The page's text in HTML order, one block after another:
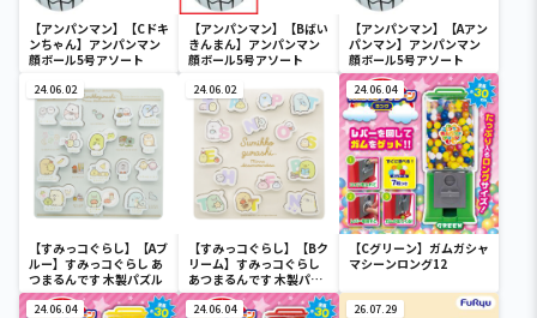
【アンパンマン】【Cドキ
ンちゃん】アンパンマン
顔ボール5号アソート
【アンパンマン】【Bばい
きんまん】アンパンマン
顔ボール5号アソート
【アンパンマン】【Aアン
パンマン】アンパンマン
顔ボール5号アソート
24.06.02
【すみっコぐらし】【Aブ
ルー】すみっコぐらし あ
つまるんです 木製パズル
24.06.02
【すみっコぐらし】【Bク
リーム】すみっコぐらし
あつまるんです 木製パズ
ル
24.06.04
【Cグリーン】ガムガシャ
マシーンロング12
24.06.04 24.06.04 26.07.29